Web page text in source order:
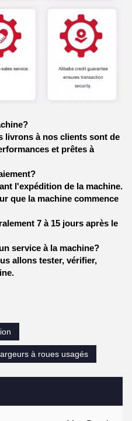
livrons à nos clients sont de
et prêtes à
l'expédition de la machine.
que la machine commence
7 à 15 jours après le
service à la machine?
allons tester, vérifier,
à roues usagés